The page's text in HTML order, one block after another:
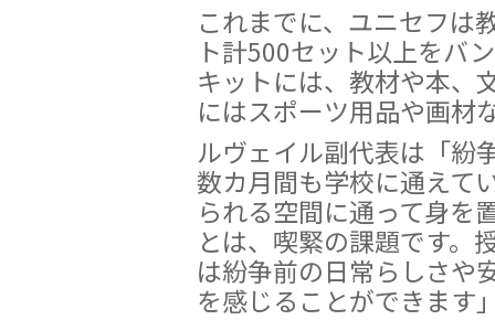
これまでに、ユニセフは
ト計500セット以上をバ
キットには、教材や本、
にはスポーツ用品や画材
ルヴェイル副代表は「紛
数カ月間も学校に通えて
られる空間に通って身を
とは、喫緊の課題です。
は紛争前の日常らしさや
を感じることができます